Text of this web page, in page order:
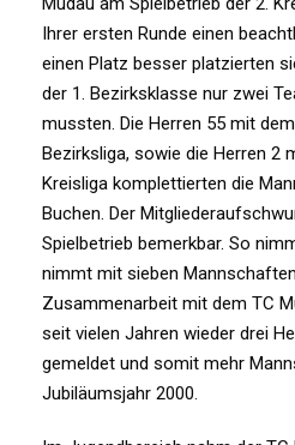
Ihrer ersten Runde einen
einen Platz besser platzierten
der 1. Bezirksklasse nur zwei
mussten. Die Herren 55 mit
Bezirksliga, sowie die Herren 2
Kreisliga komplettierten die
Buchen. Der
Spielbetrieb bemerkbar. So
nimmt mit sieben
Zusammenarbeit mit dem TC
seit vielen Jahren wieder drei
gemeldet und somit mehr
Jubiläumsjahr 2000.